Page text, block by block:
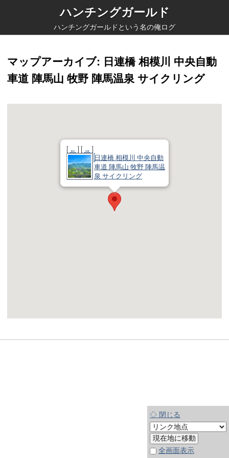
ハンチングガールド
ハンチングガールドという名の俺ログ
マップアーカイブ: 日連橋 相模川 中央自動
車道 陣馬山 牧野 陣馬温泉 サイクリング
← →
日連橋 相模川 中央自動
車道 陣馬山 牧野 陣馬温
泉 サイクリング
◇ 閉じる
全画面表示